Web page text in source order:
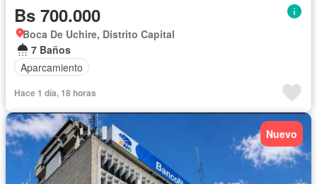
Bs 700.000
Boca De Uchire, Distrito Capital
7 Baños
Aparcamiento
Hace 1 día, 18 horas
Nuevo